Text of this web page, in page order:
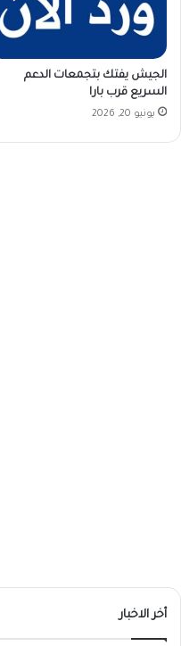
الجيش يفتك بتجمعات الدعم
السريع قرب بارا
يونيو 20, 2026
أخر الاخبار